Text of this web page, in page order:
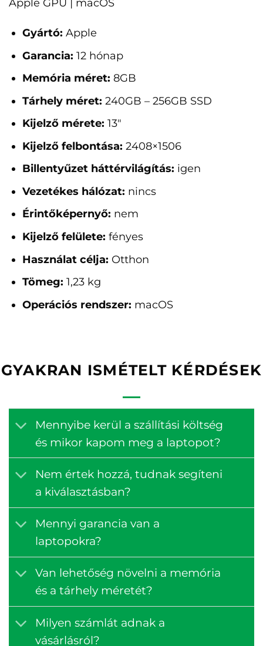
Apple GPU | macOS
Gyártó: Apple
Garancia: 12 hónap
Memória méret: 8GB
Tárhely méret: 240GB – 256GB SSD
Kijelző mérete: 13"
Kijelző felbontása: 2408×1506
Billentyűzet háttérvilágítás: igen
Vezetékes hálózat: nincs
Érintőképernyő: nem
Kijelző felülete: fényes
Használat célja: Otthon
Tömeg: 1,23 kg
Operációs rendszer: macOS
GYAKRAN ISMÉTELT KÉRDÉSEK
Mennyibe kerül a szállítási költség
és mikor kapom meg a laptopot?
Nem értek hozzá, tudnak segíteni
a kiválasztásban?
Mennyi garancia van a
laptopokra?
Van lehetőség növelni a memória
és a tárhely méretét?
Milyen számlát adnak a
vásárlásról?